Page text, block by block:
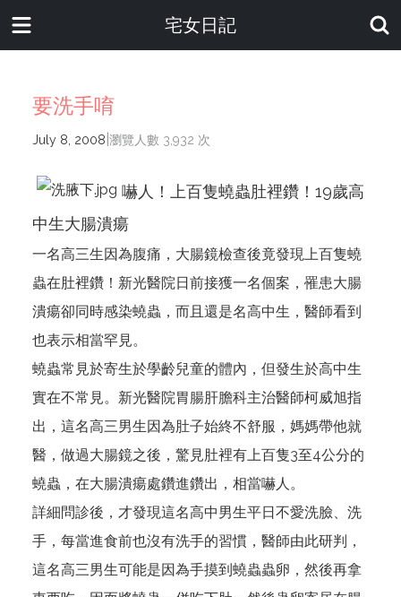
宅女日記
要洗手唷
July 8, 2008 瀏覽人數 3,932 次
嚇人！上百隻蟯蟲肚裡鑽！19歲高
中生大腸潰瘍
一名高三生因為腹痛，大腸鏡檢查後竟發現上百隻蟯
蟲在肚裡鑽！新光醫院日前接獲一名個案，罹患大腸
潰瘍卻同時感染蟯蟲，而且還是名高中生，醫師看到
也表示相當罕見。
蟯蟲常見於寄生於學齡兒童的體內，但發生於高中生
實在不常見。新光醫院胃腸肝膽科主治醫師柯威旭指
出，這名高三男生因為肚子始終不舒服，媽媽帶他就
醫，做過大腸鏡之後，驚見肚裡有上百隻3至4公分的
蟯蟲，在大腸潰瘍處鑽進鑽出，相當嚇人。
詳細問診後，才發現這名高中男生平日不愛洗臉、洗
手，每當進食前也沒有洗手的習慣，醫師由此研判，
這名高三男生可能是因為手摸到蟯蟲蟲卵，然後再拿